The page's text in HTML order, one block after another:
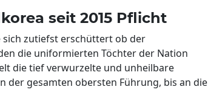
seit 2015 Pflicht
sich zutiefst erschüttert ob der
die uniformierten Töchter der Nation
die tief verwurzelte und unheilbare
der gesamten obersten Führung, bis an die